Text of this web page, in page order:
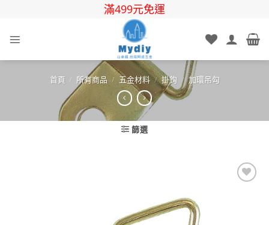
滿499元免運
首頁 / 所有商品 / 五金材料 / 掛鈎 / 加環吊勾
篩選